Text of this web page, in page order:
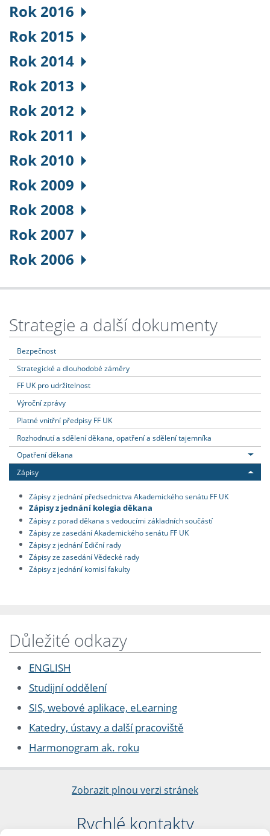
Rok 2016
Rok 2015
Rok 2014
Rok 2013
Rok 2012
Rok 2011
Rok 2010
Rok 2009
Rok 2008
Rok 2007
Rok 2006
Strategie a další dokumenty
Bezpečnost
Strategické a dlouhodobé záměry
FF UK pro udržitelnost
Výroční zprávy
Platné vnitřní předpisy FF UK
Rozhodnutí a sdělení děkana, opatření a sdělení tajemníka
Opatření děkana
Zápisy
Zápisy z jednání předsednictva Akademického senátu FF UK
Zápisy z jednání kolegia děkana
Zápisy z porad děkana s vedoucími základních součástí
Zápisy ze zasedání Akademického senátu FF UK
Zápisy z jednání Ediční rady
Zápisy ze zasedání Vědecké rady
Zápisy z jednání komisí fakulty
Důležité odkazy
ENGLISH
Studijní oddělení
SIS, webové aplikace, eLearning
Katedry, ústavy a další pracoviště
Harmonogram ak. roku
Zobrazit plnou verzi stránek
Rychlé kontakty